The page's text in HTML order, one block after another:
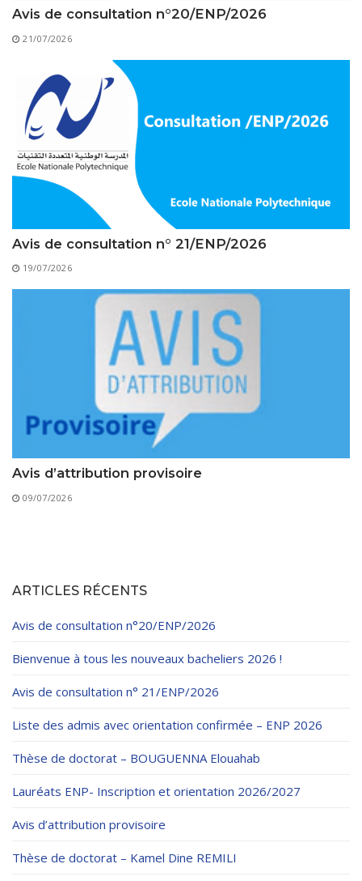
Classes Préparatoires
Diplômes
Imprimés des œuvres Sociales
Imprimes de post graduation
Charte de Déontologie et D’éthique Universitaires
Avis de consultation n°20/ENP/2026
21/07/2026
Avis de consultation n° 21/ENP/2026
19/07/2026
Avis d’attribution provisoire
09/07/2026
ARTICLES RÉCENTS
Avis de consultation n°20/ENP/2026
Bienvenue à tous les nouveaux bacheliers 2026 !
Avis de consultation n° 21/ENP/2026
Liste des admis avec orientation confirmée – ENP 2026
Thèse de doctorat – BOUGUENNA Elouahab
Lauréats ENP- Inscription et orientation 2026/2027
Avis d’attribution provisoire
Thèse de doctorat – Kamel Dine REMILI